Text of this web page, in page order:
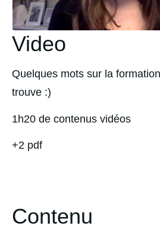
Video
Quelques mots sur la
trouve :)
1h20 de contenus vidéos
+2 pdf
Contenu